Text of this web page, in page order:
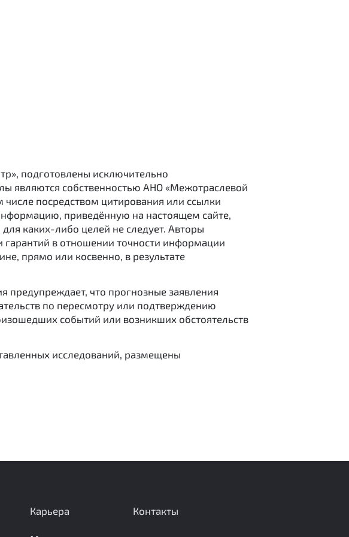
подготовлены исключительно
являются собственностью АНО «Межотраслевой
посредством цитирования или ссылки
приведённую на настоящем сайте,
каких-либо целей не следует. Авторы
в отношении точности информации
прямо или косвенно, в результате
предупреждает, что прогнозные заявления
по пересмотру или подтверждению
событий или возникших обстоятельств
исследований, размещены
Карьера Контакты